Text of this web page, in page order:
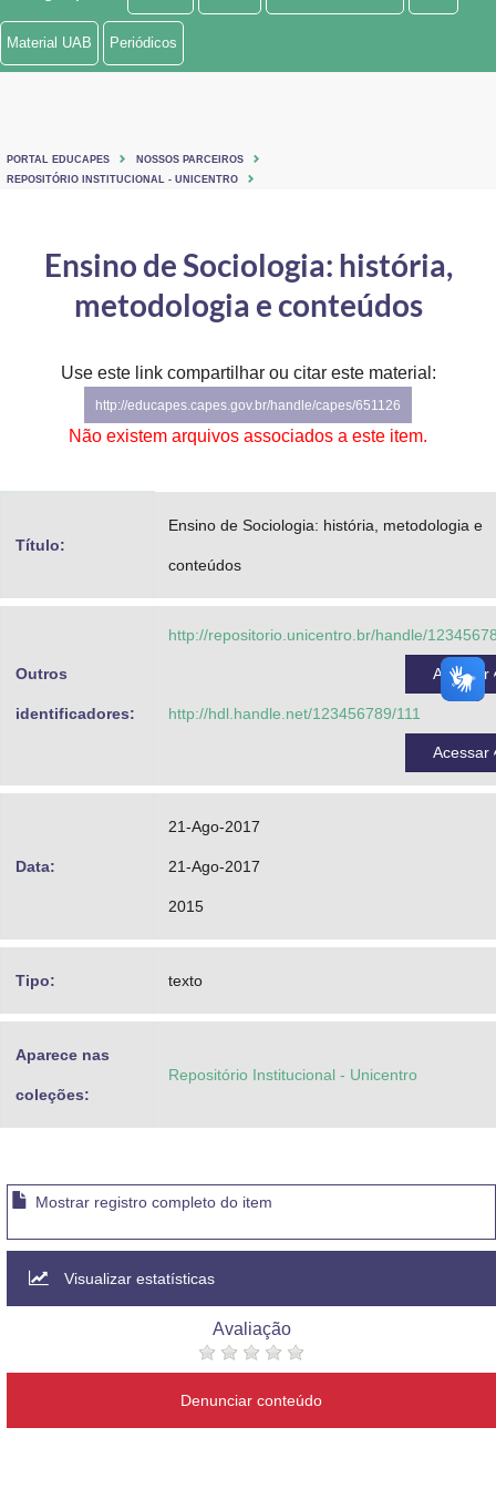
Ministério de Minas e Energia
Ministério do Turismo
Controladoria-Geral da União
Ministério da Mulher, da Família e dos Direitos Humanos
Secretaria-Geral
Material UAB Periódicos
PORTAL EDUCAPES
NOSSOS PARCEIROS
REPOSITÓRIO INSTITUCIONAL - UNICENTRO
Ensino de Sociologia: história,
metodologia e conteúdos
Use este link compartilhar ou citar este material:
http://educapes.capes.gov.br/handle/capes/651126
Não existem arquivos associados a este item.
Título:
Ensino de Sociologia: história, metodologia e
conteúdos
Outros
identificadores:
http://repositorio.unicentro.br/handle/
Acessar
http://hdl.handle.net/123456789/111
Acessar
Data:
21-Ago-2017
21-Ago-2017
2015
Tipo: texto
Aparece nas
coleções:
Repositório Institucional - Unicentro
Mostrar registro completo do item
Visualizar estatísticas
Avaliação
Denunciar conteúdo